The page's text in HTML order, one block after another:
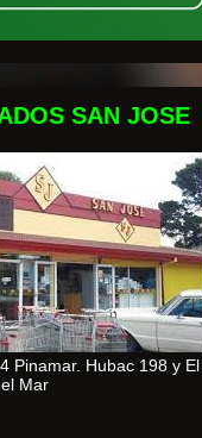
SAN JOSE
Pinamar. Hubac 198 y El
Mar